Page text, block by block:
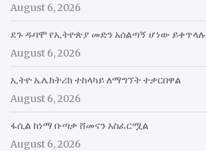
August 6, 2026
ደጉ ዱባሞ የኢትዮጵያ መድን አሰልጣኝ ሆነው ይቀጥላሉ
August 6, 2026
ኢትዮ ኤሌክትሪክ ተከላካይ ለማግኘት ተቃርበዋል
August 6, 2026
ፋሲል ከነማ ቡጣቃ ሸመናን አስፈርሟል
August 6, 2026